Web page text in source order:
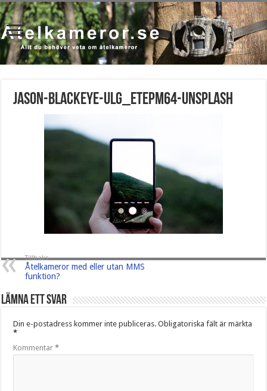
jason-blackeye-uLg_EtEPm64-unsplash
Tillbaks
Åtelkameror med eller utan MMS
funktion?
Lämna ett svar
Din e-postadress kommer inte publiceras. Obligatoriska fält är märkta
*
Kommentar*